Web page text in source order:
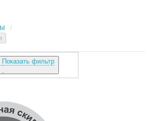
/
Показать фильтр